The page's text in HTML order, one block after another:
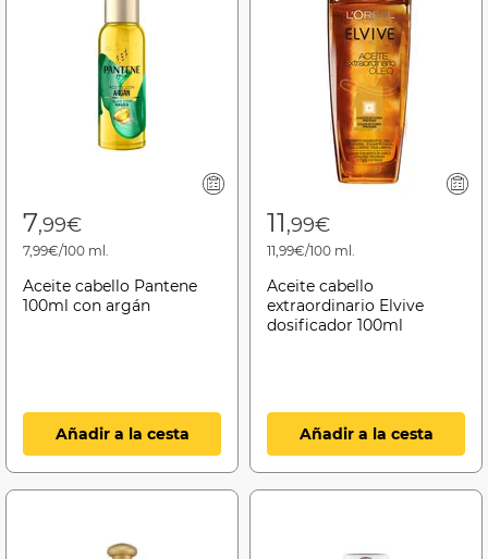
7,99€
7,99€/100 ml.
Aceite cabello Pantene
100ml con argán
Añadir a la cesta
11,99€
11,99€/100 ml.
Aceite cabello
extraordinario Elvive
dosificador 100ml
Añadir a la cesta